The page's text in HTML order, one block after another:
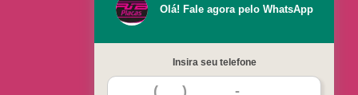
Contato
Olá! Fale agora pelo WhatsApp
Insira seu telefone